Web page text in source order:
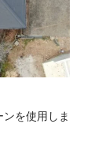
を使用しま